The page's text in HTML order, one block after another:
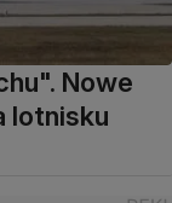
Nowe
lotnisku